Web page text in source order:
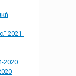
2021-
2020